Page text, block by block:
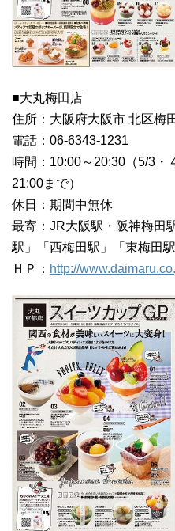
■大丸梅田店
住所：大阪府大阪市 北区梅
電話：06-6343-1231
時間：10:00～20:30（5/3・
21:00まで）
休日：期間中無休
最寄：JR大阪駅・阪神梅田
駅」「西梅田駅」「東梅田駅
ＨＰ： http://